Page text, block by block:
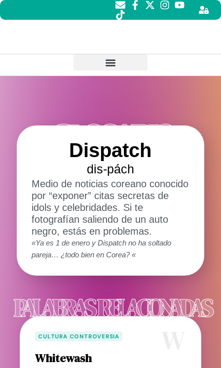
GLOSARIO
Dispatch
dis-pách
Medio de noticias coreano conocido
por “exponer” citas secretas de
idols y celebridades. Si te
fotografían saliendo de un auto
negro, estás en problemas.
«Ya es 1 de enero y Dispatch no ha soltado
pareja… ¿todo bien en Corea? «
PALABRAS RELACIONADAS
CULTURA CONTROVERSIA
Whitewash